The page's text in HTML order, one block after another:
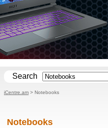
Search
iCentre.am > Notebooks
Notebooks